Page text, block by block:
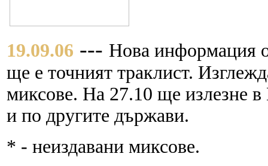
19.09.06 --- Нова информация
ще е точният траклист.
миксове. На 27.10 ще излезне
и по другите държави.
* - неиздавани миксове.